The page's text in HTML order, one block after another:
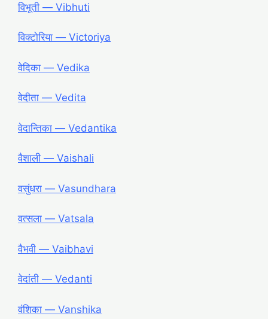
विभूती ― Vibhuti
विक्टोरिया ― Victoriya
वेदिका ― Vedika
वेदीता ― Vedita
वेदान्तिका ― Vedantika
वैशाली ― Vaishali
वसुंधरा ― Vasundhara
वत्सला ― Vatsala
वैभवी ― Vaibhavi
वेदांती ― Vedanti
वंशिका ― Vanshika